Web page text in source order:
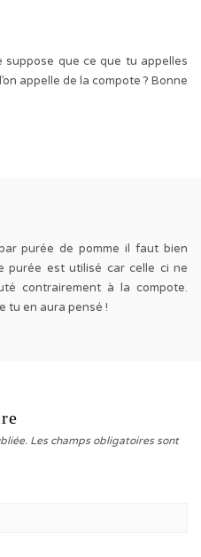
suppose que ce que tu appelles
appelle de la compote ? Bonne
purée de pomme il faut bien
purée est utilisé car celle ci ne
contrairement à la compote.
tu en aura pensé !
Les champs obligatoires sont